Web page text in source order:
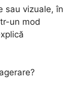
sau vizuale, în
un mod